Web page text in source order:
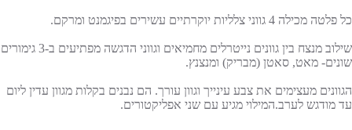
כל פלטה מכילה 4 גווני צלליות יוקרתיים עשירים בפיגמנט ומרקם.
שילוב מנצח בין גוונים נייטרלים מחמיאים וגווני הדגשה מפתיעים ב-3 גימורים
שונים- מאט, סאטן (מבריק) ומנצנץ.
הגוונים מעצימים את צבע עינייך וגוון עורך. הם נבנים בקלות מגוון עדין ליום
עד מודגש לערב.המילוי מגיע עם שני אפליקטורים.